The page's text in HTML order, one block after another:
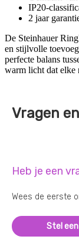
IP20-
2 jaar
De Steinhauer
en stijlvolle
perfecte balans
warm licht dat elke
Vragen
Heb je een
Wees de eerste
Stel